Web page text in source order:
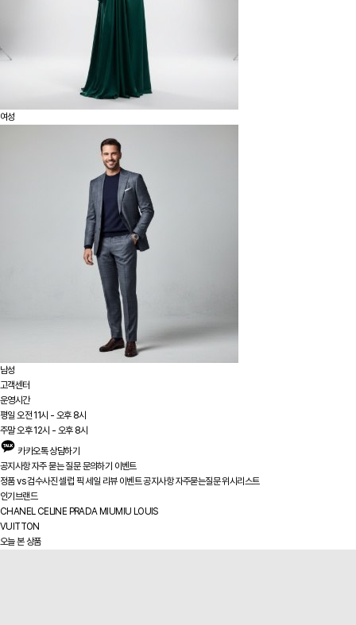
여성
남성
고객센터
운영시간
평일 오전 11시 - 오후 8시
주말 오후 12시 - 오후 8시
카카오톡 상담하기
공지사항자주 묻는 질문문의하기 이벤트
정품 vs검수사진셀럽 픽 세일 리뷰 이벤트공지사항 자주묻는질문위시리스트
인기브랜드
CHANEL CELINE PRADA MIUMIU LOUIS
VUITTON
오늘 본 상품